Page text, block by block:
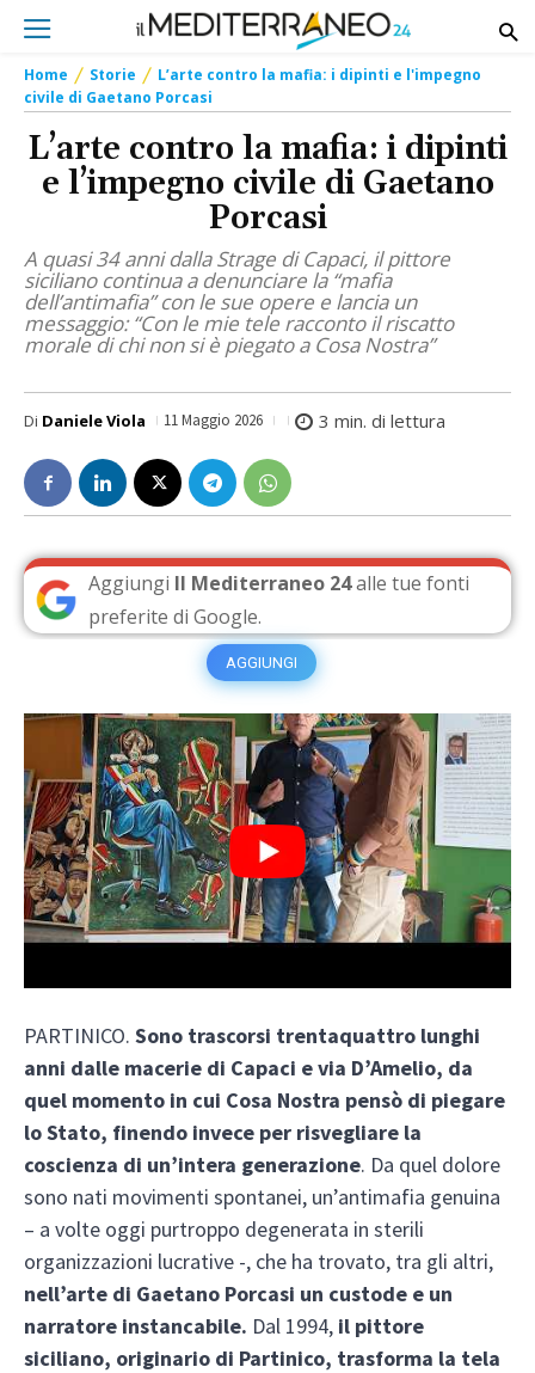
Home Storie
L’arte contro la mafia: i dipinti e l'impegno
civile di Gaetano Porcasi
L’arte contro la mafia: i dipinti
e l’impegno civile di Gaetano
Porcasi
A quasi 34 anni dalla Strage di Capaci, il pittore
siciliano continua a denunciare la “mafia
dell’antimafia” con le sue opere e lancia un
messaggio: “Con le mie tele racconto il riscatto
morale di chi non si è piegato a Cosa Nostra”
Di Daniele Viola 11 Maggio 2026 3 min. di lettura
Aggiungi Il Mediterraneo 24alle tue fonti
preferite di Google.
AGGIUNGI
PARTINICO. Sono trascorsi trentaquattro lunghi
anni dalle macerie di Capaci e via D’Amelio, da
quel momento in cui Cosa Nostra pensò di piegare
lo Stato, finendo invece per risvegliare la
coscienza di un’intera generazione. Da quel dolore
sono nati movimenti spontanei, un’antimafia genuina
– a volte oggi purtroppo degenerata in sterili
organizzazioni lucrative -, che ha trovato, tra gli altri,
nell’arte di Gaetano Porcasi un custode e un
narratore instancabile. Dal 1994, il pittore
siciliano, originario di Partinico, trasforma la tela